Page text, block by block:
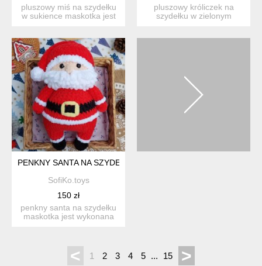
pluszowy miś na szydełku
w sukience maskotka jest
pluszowy króliczek na
szydełku w zielonym
PENKNY SANTA NA SZYDEŁKU
SofiKo.toys
150 zł
penkny santa na szydełku
maskotka jest wykonana
< 1 2 3 4 5 ... 15 >